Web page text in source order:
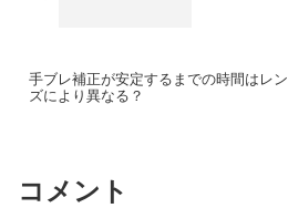
手ブレ補正が安定するまでの時間はレン
ズにより異なる？
コメント